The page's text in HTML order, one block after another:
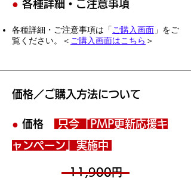
● 各種詳細・ご注意事項
各種詳細・ご注意事項は「 ご購入画面 」をご
覧ください。＜ ご購入画面はこちら ＞
価格／ご購入方法について
● 価格 只今 「PMP更新応援キ
ャンペーン」実施中
11,900円